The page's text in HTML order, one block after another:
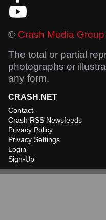
© Crash Media Group
The total or partial
photographs or
any form.
CRASH.NET
Contact
Crash RSS Newsfeeds
Privacy Policy
Privacy Settings
Login
Sign-Up